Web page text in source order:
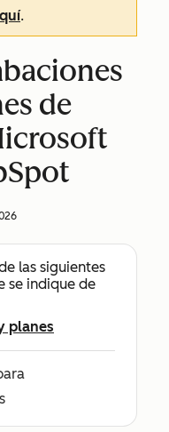
.
de
las siguientes
se indique de
planes